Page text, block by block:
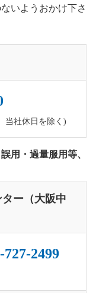
いようおかけ下さ
当社休日を除く)
用・過量服用等、
ー（大阪中
2499